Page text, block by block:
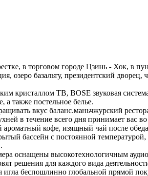
в торговом городе Цзинь - Хок, в
озеро базальту, президентский
ТВ, BOSE звуковая
а также постельное белье.
вкус баланс.маньчжурский
в течение всего дня принимает вас
кофе, изящный чай после
бассейн с постоянной
оснащены высокотехнологичным
решения для каждого вида
игла беспошлинно глобальной прямой